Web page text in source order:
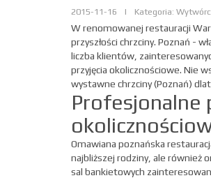
2015-11-16 | Kategoria:
W renomowanej restauracji
przyszłości chrzciny. Poznań -
liczba klientów,
przyjęcia okolicznościowe. Nie
wystawne chrzciny (Poznań)
Profesjonalne
Omawiana poznańska
najbliższej rodziny, ale również
sal bankietowych